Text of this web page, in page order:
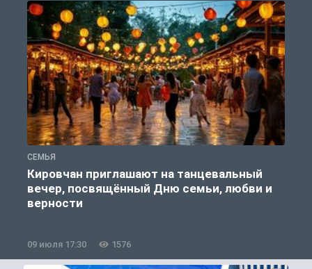
СЕМЬЯ
Кировчан приглашают на танцевальный
вечер, посвящённый Дню семьи, любви и
верности
09 июля 17:30 1576